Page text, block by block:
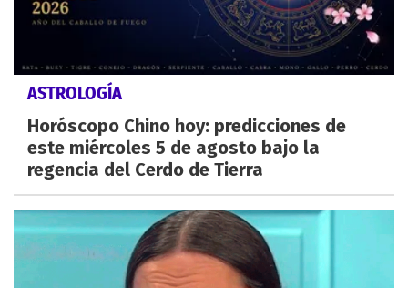
ASTROLOGÍA
Horóscopo Chino hoy: predicciones de
este miércoles 5 de agosto bajo la
regencia del Cerdo de Tierra